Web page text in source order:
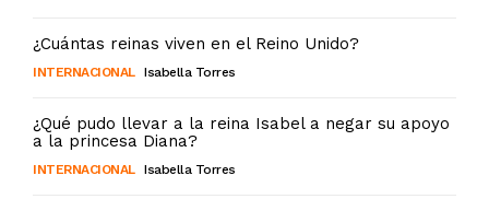
¿Cuántas reinas viven en el Reino Unido?
INTERNACIONAL Isabella Torres
¿Qué pudo llevar a la reina Isabel a negar su apoyo
a la princesa Diana?
INTERNACIONAL Isabella Torres